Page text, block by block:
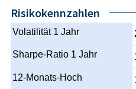
Risikokennzahlen
Volatilität 1 Jahr
Sharpe-Ratio 1 Jahr
12-Monats-Hoch